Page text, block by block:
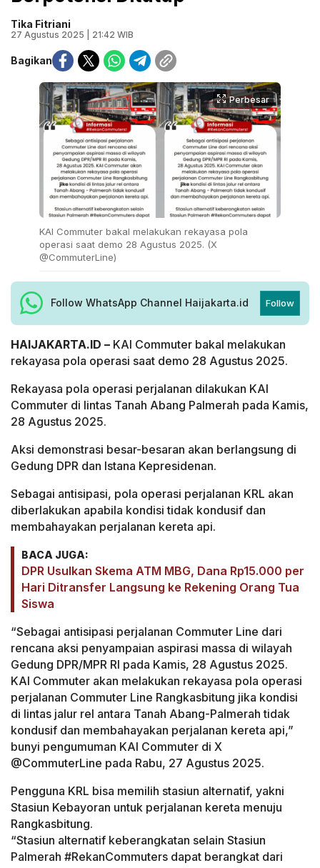
Tika Fitriani
27 Agustus 2025 | 21:42 WIB
Bagikan
Perbesar
KAI Commuter bakal melakukan rekayasa pola
operasi saat demo 28 Agustus 2025. (X
@CommuterLine)
Follow WhatsApp Channel Haijakarta.id Follow
HAIJAKARTA.ID – KAI Commuter bakal melakukan
rekayasa pola operasi saat demo 28 Agustus 2025.
Rekayasa pola operasi perjalanan dilakukan KAI
Commuter di lintas Tanah Abang Palmerah pada Kamis,
28 Agustus 2025.
Aksi demonstrasi besar-besaran akan berlangsung di
Gedung DPR dan Istana Kepresidenan.
Sebagai antisipasi, pola operasi perjalanan KRL akan
diberlakukan apabila kondisi tidak kondusif dan
membahayakan perjalanan kereta api.
BACA JUGA:
DPR Usulkan Skema ATM MBG, Dana Rp15.000 per
Hari Ditransfer Langsung ke Rekening Orang Tua
Siswa
“Sebagai antisipasi perjalanan Commuter Line dari
rencana aksi penyampaian aspirasi massa di wilayah
Gedung DPR/MPR RI pada Kamis, 28 Agustus 2025.
KAI Commuter akan melakukan rekayasa pola operasi
perjalanan Commuter Line Rangkasbitung jika kondisi
di lintas jalur rel antara Tanah Abang-Palmerah tidak
kondusif dan membahayakan perjalanan kereta api,”
bunyi pengumuman KAI Commuter di X
@CommuterLine pada Rabu, 27 Agustus 2025.
Pengguna KRL bisa memilih stasiun alternatif, yakni
Stasiun Kebayoran untuk perjalanan kereta menuju
Rangkasbitung.
“Stasiun alternatif keberangkatan selain Stasiun
Palmerah #RekanCommuters dapat berangkat dari